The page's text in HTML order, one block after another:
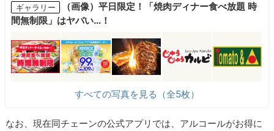
ギャラリー
（画像）平日限定！「焼肉ディナー食べ放題 時
間無制限」はヤバい…！
すべての写真を見る（全5枚）
なお、現在同チェーンの公式アプリでは、アルコールがお得に